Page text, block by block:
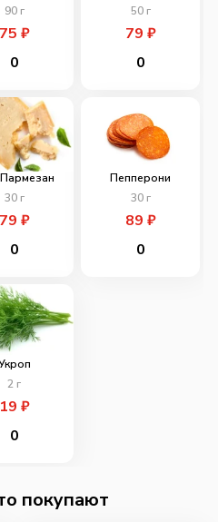
90г
75 ₽
0
50г
79 ₽
0
30г
79 ₽
0
Пепперони
30г
89 ₽
0
2 г
19 ₽
0
покупают